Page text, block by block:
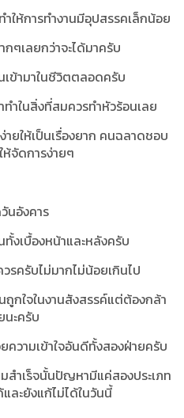
ให้การทำงานมีอุปสรรคเล็กน้อย
ๆเลยกว่าจะได้มาครับ
ข้ามาในชีวิตตลอดครับ
ำในสิ่งที่สมควรทำหัวร้อนเลย
ายให้เป็นเรื่องยาก คนฉลาดชอบ
ห้จัดการง่ายๆ
นอังคาร
ทั้งเบื้องหน้าและหลังครับ
รครับไม่มากไม่น้อยเกินไป
กใจในงานสังสรรค์แต่ต้องกล้า
ะครับ
วามเข้าใจอันดีทั้งสองฝ่ายครับ
สำเร็จนั้นปัญหามีแค่สองประเภท
ละยังแก้ไม่ได้ในวันนี้